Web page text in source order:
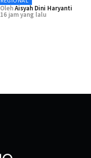
OlehAisyah Dini Haryanti
16 jam yang lalu